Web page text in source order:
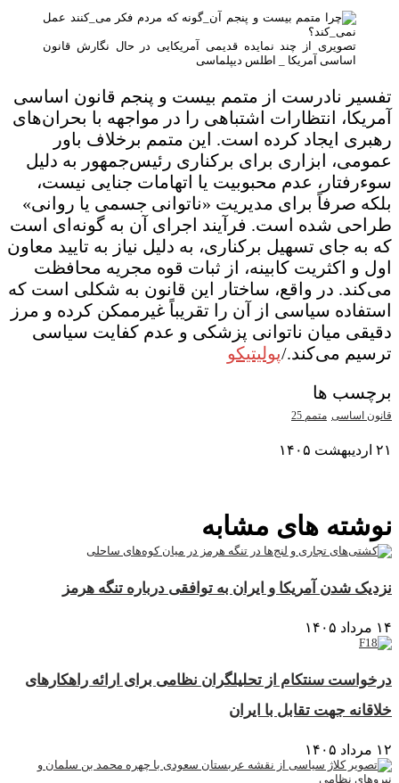
تصویری از چند نمایده قدیمی آمریکایی در حال نگارش قانون
اساسی آمریکا _ اطلس دیپلماسی
تفسیر نادرست از متمم بیست و پنجم قانون اساسی
آمریکا، انتظارات اشتباهی را در مواجهه با بحران‌های
رهبری ایجاد کرده است. این متمم برخلاف باور
عمومی، ابزاری برای برکناری رئیس‌جمهور به دلیل
سوءرفتار، عدم محبوبیت یا اتهامات جنایی نیست،
بلکه صرفاً برای مدیریت «ناتوانی جسمی یا روانی»
طراحی شده است. فرآیند اجرای آن به گونه‌ای است
که به جای تسهیل برکناری، به دلیل نیاز به تایید معاون
اول و اکثریت کابینه، از ثبات قوه مجریه محافظت
می‌کند. در واقع، ساختار این قانون به شکلی است که
استفاده سیاسی از آن را تقریباً غیرممکن کرده و مرز
دقیقی میان ناتوانی پزشکی و عدم کفایت سیاسی
ترسیم می‌کند./پولیتیکو
برچسب ها
قانون اساسی متمم 25
۲۱ اردیبهشت ۱۴۰۵
نوشته های مشابه
نزدیک شدن آمریکا و ایران به توافقی درباره تنگه هرمز
۱۴ مرداد ۱۴۰۵
درخواست سنتکام از تحلیلگران نظامی برای ارائه راهکارهای
خلاقانه جهت تقابل با ایران
۱۲ مرداد ۱۴۰۵